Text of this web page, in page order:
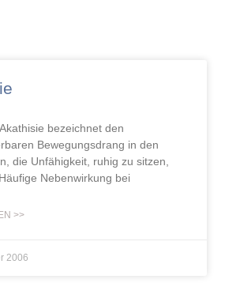
bezeichnet den
Bewegungsdrang in den
die Unfähigkeit, ruhig zu sitzen,
Nebenwirkung bei
>>
2006